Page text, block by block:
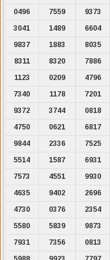
0496
7559 9373
3041
1489 6604
9837
1883 8035
8311
8320 7886
1123
0209 4796
7340
1178 7201
9372
3744 0818
4750
0621 6817
9844
2336 7525
5514
1587 6931
7573
4551 9930
4635
9402 2696
4730
0376 2354
5580
5839 9873
7931
7356 0813